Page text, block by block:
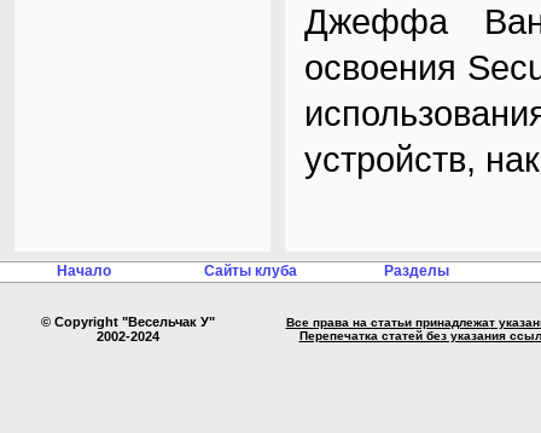
Джеффа
освоения
устройств,
Начало Сайты клуба Разделы
© Copyright "Весельчак У"
2002-2024
Все права на статьи принадлежат
Перепечатка статей без указания